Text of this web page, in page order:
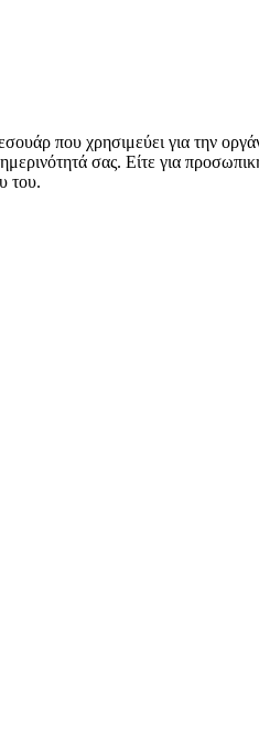
που χρησιμεύει για την
σας. Είτε για
του.